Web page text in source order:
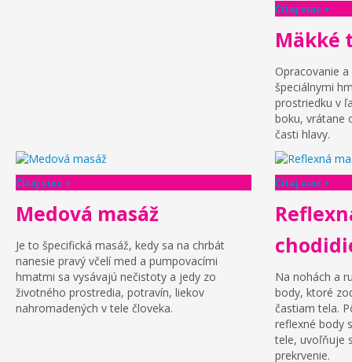
Čítaj viac +
Mäkké
Opracovanie
špeciálnymi
prostriedku v
boku, vrátane
časti hlavy.
Čítaj viac +
Medová masáž
Je to špecifická masáž, kedy sa na chrbát
nanesie pravý včelí med a pumpovacími
hmatmi sa vysávajú nečistoty a jedy zo
životného prostredia, potravín, liekov
nahromadených v tele človeka.
Čítaj viac +
Na nohách a
body, ktoré
častiam tela.
reflexné body
tele, uvoľňuje
prekrvenie.